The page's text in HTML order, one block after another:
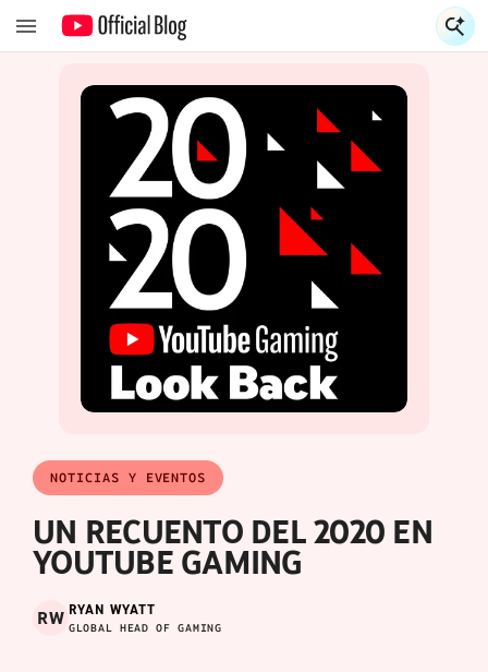
NOTICIAS Y EVENTOS
UN RECUENTO DEL 2020 EN
YOUTUBE GAMING
RW RYAN WYATT
GLOBAL HEAD OF GAMING